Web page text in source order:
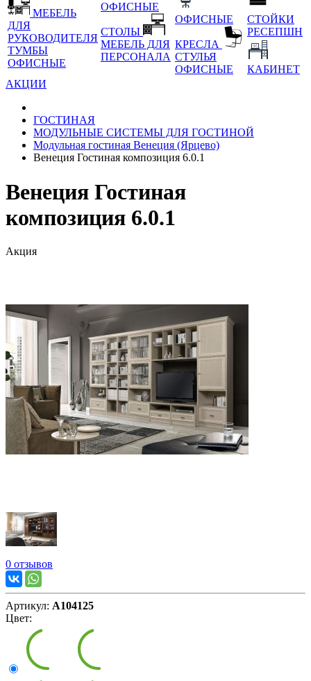
МЕБЕЛЬ
ДЛЯ
РУКОВОДИТЕЛЯ
ТУМБЫ
ОФИСНЫЕ
ОФИСНЫЕ
СТОЛЫ
МЕБЕЛЬ ДЛЯ
ПЕРСОНАЛА
ОФИСНЫЕ
КРЕСЛА
СТУЛЬЯ
ОФИСНЫЕ
СТОЙКИ
РЕСЕПШН
КАБИНЕТ
АКЦИИ
ГОСТИНАЯ
МОДУЛЬНЫЕ СИСТЕМЫ ДЛЯ ГОСТИНОЙ
Модульная гостиная Венеция (Ярцево)
Венеция Гостиная композиция 6.0.1
Венеция Гостиная
композиция 6.0.1
Акция
0 отзывов
Артикул: А104125
Цвет: